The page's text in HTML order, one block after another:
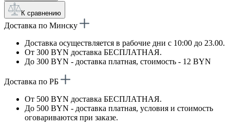
К сравнению
Доставка по Минску
Доставка осуществляется в рабочие дни с 10:00 до 23.00.
От 300 BYN доставка БЕСПЛАТНАЯ.
До 300 BYN - доставка платная, стоимость - 12 BYN
Доставка по РБ
От 500 BYN доставка БЕСПЛАТНАЯ.
До 500 BYN - доставка платная, условия и стоимость
оговариваются при заказе.